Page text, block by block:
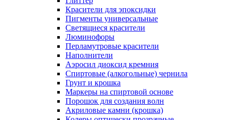
Красители для эпоксидки
Пигменты универсальные
Светящиеся красители
Люминофоры
Перламутровые красители
Наполнители
Аэросил диоксид кремния
Спиртовые (алкогольные) чернила
Грунт и крошка
Маркеры на спиртовой основе
Порошок для создания волн
Акриловые камни (крошка)